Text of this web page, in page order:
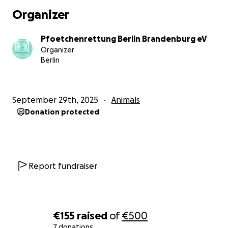
€155 raised of€500
Organizer
Pfoetchenrettung Berlin Brandenburg eV
Organizer
Berlin
September 29th, 2025 Animals
Donation protected
Report fundraiser